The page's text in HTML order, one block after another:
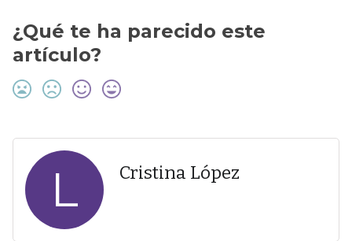
¿Qué te ha parecido este
artículo?
L Cristina López